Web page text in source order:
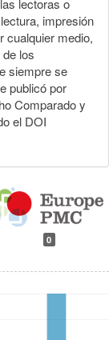
lectoras o
impresión
cualquier medio,
los
siempre se
publicó por
Comparado y
el DOI
0